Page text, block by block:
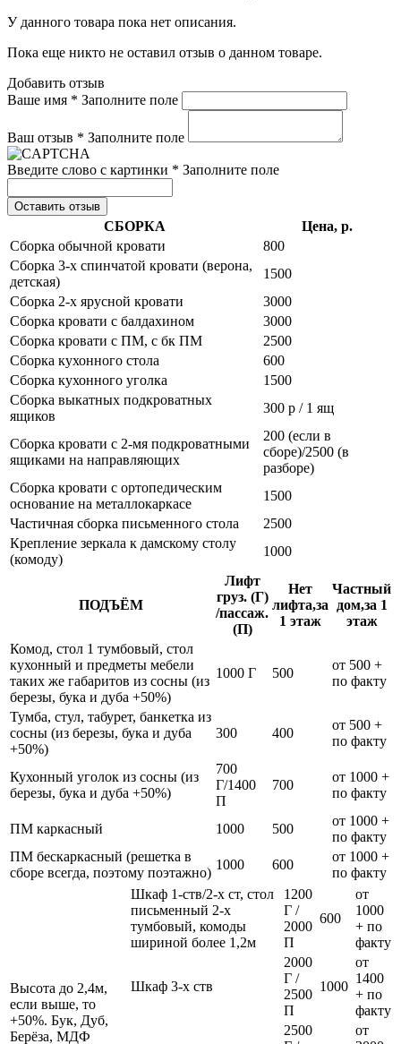
У данного товара пока нет описания.
Пока еще никто не оставил отзыв о данном товаре.
Добавить отзыв
Ваше имя * Заполните поле
Ваш отзыв * Заполните поле
Введите слово с картинки * Заполните поле
Оставить отзыв
СБОРКА
Цена, р.
Сборка обычной кровати
800
Сборка 3-х спинчатой кровати (верона,
детская)
1500
Сборка 2-х ярусной кровати
3000
Сборка кровати с балдахином
3000
Сборка кровати с ПМ, с бк ПМ
2500
Сборка кухонного стола
600
Сборка кухонного уголка
1500
Сборка выкатных подкроватных
ящиков
300 р / 1 ящ
Сборка кровати с 2-мя подкроватными
ящиками на направляющих
200 (если в
сборе)/2500 (в
разборе)
Сборка кровати с ортопедическим
основание на металлокаркасе
1500
Частичная сборка письменного стола
2500
Крепление зеркала к дамскому столу
(комоду)
1000
ПОДЪЁМ
Лифт
груз. (Г)
/пассаж.
(П)
Нет
лифта,за
1 этаж
Частный
дом,за 1
этаж
Комод, стол 1 тумбовый, стол
кухонный и предметы мебели
таких же габаритов из сосны (из
березы, бука и дуба +50%)
1000 Г 500
от 500 +
по факту
Тумба, стул, табурет, банкетка из
сосны (из березы, бука и дуба
+50%)
300 400
от 500 +
по факту
Кухонный уголок из сосны (из
березы, бука и дуба +50%)
700
Г/1400
П
700
от 1000 +
по факту
ПМ каркасный 1000 500
от 1000 +
по факту
ПМ бескаркасный (решетка в
сборе всегда, поэтому поэтажно)
1000 600
от 1000 +
по факту
Высота до 2,4м,
если выше, то
+50%. Бук, Дуб,
Берёза, МДФ
Шкаф 1-ств/2-х ст, стол
письменный 2-х
тумбовый, комоды
шириной более 1,2м
1200
Г /
2000
П
600
от
1000
+ по
факту
Шкаф 3-х ств
2000
Г /
2500
П
1000
от
1400
+ по
факту
2500
от